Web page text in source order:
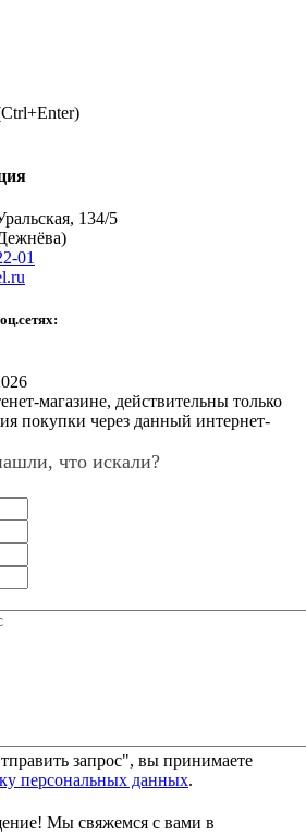
134/5
01
магазине, действительны только
покупки через данный интернет-
что искали?
запрос", вы принимаете
персональных данных.
Мы свяжемся с вами в